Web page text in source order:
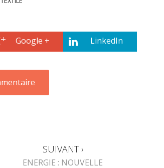
Google + LinkedIn
SUIVANT ›
ENERGIE : NOUVELLE